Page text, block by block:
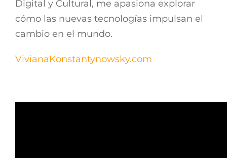
Digital y Cultural, me apasiona explorar
cómo las nuevas tecnologías impulsan el
cambio en el mundo.
VivianaKonstantynowsky.com